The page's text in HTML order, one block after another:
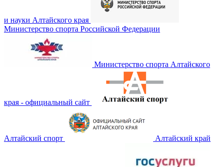
и науки Алтайского края
Министерство спорта Российской Федерации
Министерство спорта Алтайского
края - официальный сайт
Алтайский спорт Алтайский край